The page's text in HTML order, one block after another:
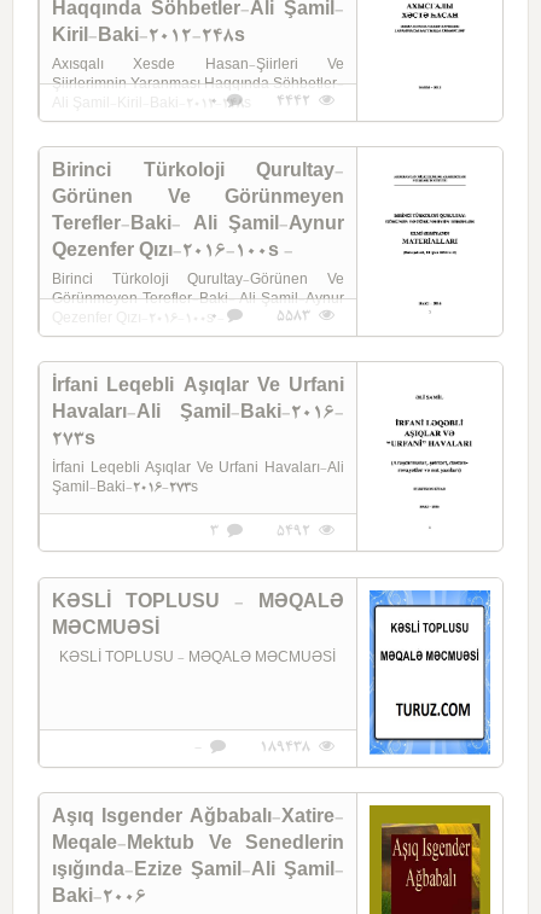
Haqqında Söhbetler-Ali Şamil-
Kiril-Baki-2012-248s
Axısqalı Xesde Hasan-Şiirleri Ve
Şiirlerimnin Yaranması Haqqında Söhbetler-
Ali Şamil-Kiril-Baki-2012-248s
4442
0
Birinci Türkoloji Qurultay-
Görünen Ve Görünmeyen
Terefler-Baki- Ali Şamil-Aynur
Qezenfer Qızı-2016-100s -
Birinci Türkoloji Qurultay-Görünen Ve
Görünmeyen Terefler-Baki- Ali Şamil-Aynur
Qezenfer Qızı-2016-100s -
5583
0
İrfani Leqebli Aşıqlar Ve Urfani
Havaları-Ali Şamil-Baki-2016-
273s
İrfani Leqebli Aşıqlar Ve Urfani Havaları-Ali
Şamil-Baki-2016-273s
5492
3
KƏSLİ TOPLUSU - MƏQALƏ
MƏCMUƏSİ
KƏSLİ TOPLUSU - MƏQALƏ MƏCMUƏSİ
189438
-
Aşıq Isgender Ağbabalı-Xatire-
Meqale-Mektub Ve Senedlerin
ışığında-Ezize Şamil-Ali Şamil-
Baki-2006